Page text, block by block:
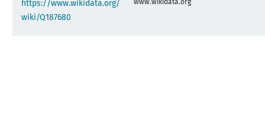
https://www.wikidata.org/
wiki/Q187680